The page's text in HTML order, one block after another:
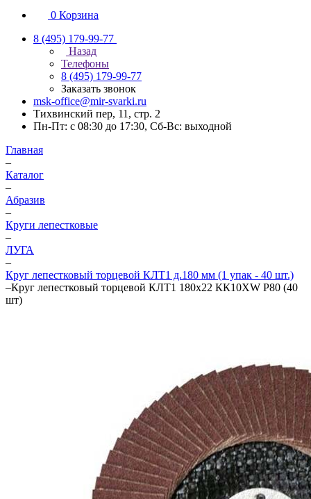
0 Корзина
8 (495) 179-99-77
Назад
Телефоны
8 (495) 179-99-77
Заказать звонок
msk-office@mir-svarki.ru
Тихвинский пер, 11, стр. 2
Пн-Пт: с 08:30 до 17:30, Сб-Вс: выходной
Главная
–
Каталог
–
Абразив
–
Круги лепестковые
–
ЛУГА
–
Круг лепестковый торцевой КЛТ1 д.180 мм (1 упак - 40 шт.)
–Круг лепестковый торцевой КЛТ1 180х22 КК10XW P80 (40
шт)